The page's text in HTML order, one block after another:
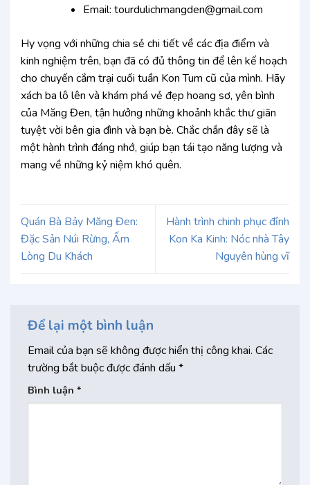
Email: tourdulichmangden@gmail.com
Hy vọng với những chia sẻ chi tiết về các địa điểm và
kinh nghiệm trên, bạn đã có đủ thông tin để lên kế hoạch
cho chuyến cắm trại cuối tuần Kon Tum cũ của mình. Hãy
xách ba lô lên và khám phá vẻ đẹp hoang sơ, yên bình
của Măng Đen, tận hưởng những khoảnh khắc thư giãn
tuyệt vời bên gia đình và bạn bè. Chắc chắn đây sẽ là
một hành trình đáng nhớ, giúp bạn tái tạo năng lượng và
mang về những kỷ niệm khó quên.
Quán Bà Bảy Măng Đen:
Đặc Sản Núi Rừng, Ấm
Lòng Du Khách
Hành trình chinh phục đỉnh
Kon Ka Kinh: Nóc nhà Tây
Nguyên hùng vĩ
Để lại một bình luận
Email của bạn sẽ không được hiển thị công khai. Các
trường bắt buộc được đánh dấu *
Bình luận *